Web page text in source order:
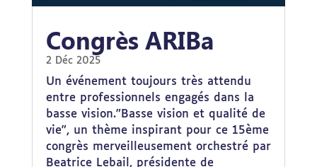
Congrès ARIBa
2 Déc 2025
Un événement toujours très attendu
entre professionnels engagés dans la
basse vision."Basse vision et qualité de
vie", un thème inspirant pour ce 15ème
congrès merveilleusement orchestré par
Beatrice Lebail, présidente de